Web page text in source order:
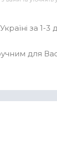
за 1-3
для